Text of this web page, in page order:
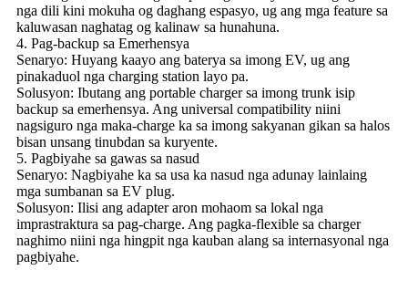
nga dili kini mokuha og daghang espasyo, ug ang mga feature sa
kaluwasan naghatag og kalinaw sa hunahuna.
4. Pag-backup sa Emerhensya
Senaryo: Huyang kaayo ang baterya sa imong EV, ug ang
pinakaduol nga charging station layo pa.
Solusyon: Ibutang ang portable charger sa imong trunk isip
backup sa emerhensya. Ang universal compatibility niini
nagsiguro nga maka-charge ka sa imong sakyanan gikan sa halos
bisan unsang tinubdan sa kuryente.
5. Pagbiyahe sa gawas sa nasud
Senaryo: Nagbiyahe ka sa usa ka nasud nga adunay lainlaing
mga sumbanan sa EV plug.
Solusyon: Ilisi ang adapter aron mohaom sa lokal nga
imprastraktura sa pag-charge. Ang pagka-flexible sa charger
naghimo niini nga hingpit nga kauban alang sa internasyonal nga
pagbiyahe.